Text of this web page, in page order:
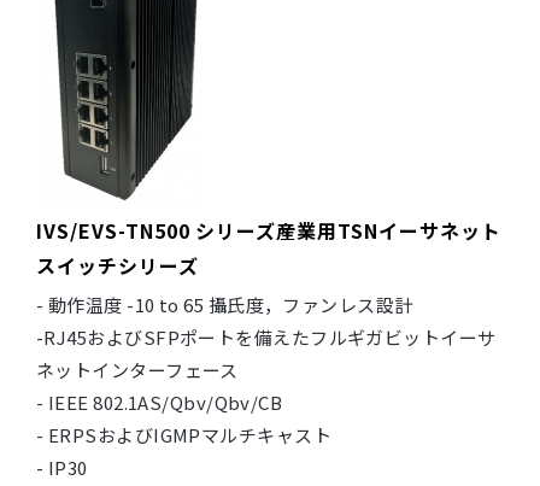
IVS/EVS-TN500 シリーズ産業用TSNイーサネット
スイッチシリーズ
- 動作温度 -10 to 65 攝氏度，ファンレス設計
-RJ45およびSFPポートを備えたフルギガビットイーサ
ネットインターフェース
- IEEE 802.1AS/Qbv/Qbv/CB
- ERPSおよびIGMPマルチキャスト
- IP30